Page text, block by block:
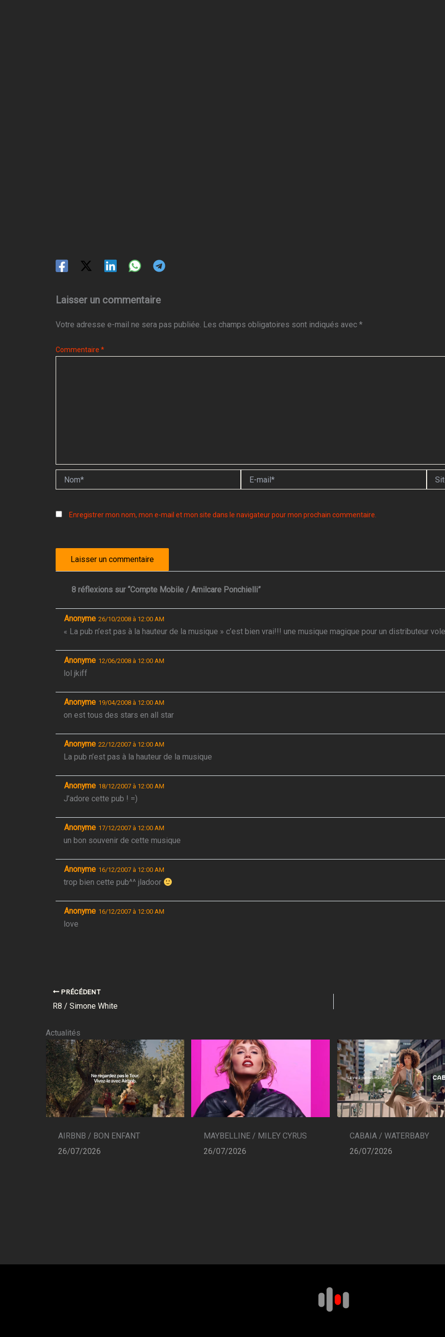
Laisser un commentaire
Votre adresse e-mail ne sera pas publiée. Les champs obligatoires sont indiqués avec *
Commentaire *
mail*
Enregistrer mon nom, mon e-mail et mon site dans le navigateur pour mon prochain commentaire.
8 réflexions sur “Compte Mobile / Amilcare Ponchielli”
Anonyme 26/10/2008 à 12:00 AM
« La pub n’est pas à la hauteur de la musique » c’est bien vrai!!! une musique magique pour un distributeur
Anonyme 12/06/2008 à 12:00 AM
lol jkiff
Anonyme 19/04/2008 à 12:00 AM
on est tous des stars en all star
Anonyme 22/12/2007 à 12:00 AM
La pub n’est pas à la hauteur de la musique
Anonyme 18/12/2007 à 12:00 AM
J’adore cette pub ! =)
Anonyme 17/12/2007 à 12:00 AM
un bon souvenir de cette musique
Anonyme 16/12/2007 à 12:00 AM
trop bien cette pub^^ jladoor
Anonyme 16/12/2007 à 12:00 AM
love
PRÉCÉDENT
R8 / Simone White
Actualités
AIRBNB / BON ENFANT
26/07/2026
MAYBELLINE / MILEY CYRUS
26/07/2026
CABAIA / WATERBABY
26/07/2026